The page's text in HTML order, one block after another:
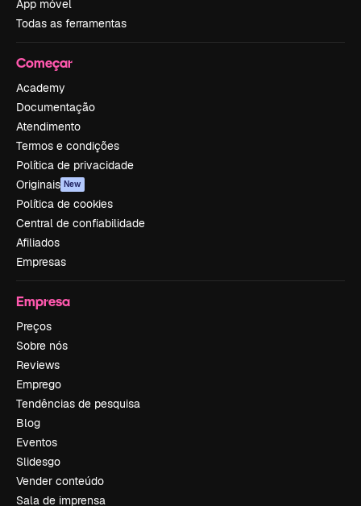
App móvel
Todas as ferramentas
Começar
Academy
Documentação
Atendimento
Termos e condições
Política de privacidade
Originais New
Política de cookies
Central de confiabilidade
Afiliados
Empresas
Empresa
Preços
Sobre nós
Reviews
Emprego
Tendências de pesquisa
Blog
Eventos
Slidesgo
Vender conteúdo
Sala de imprensa